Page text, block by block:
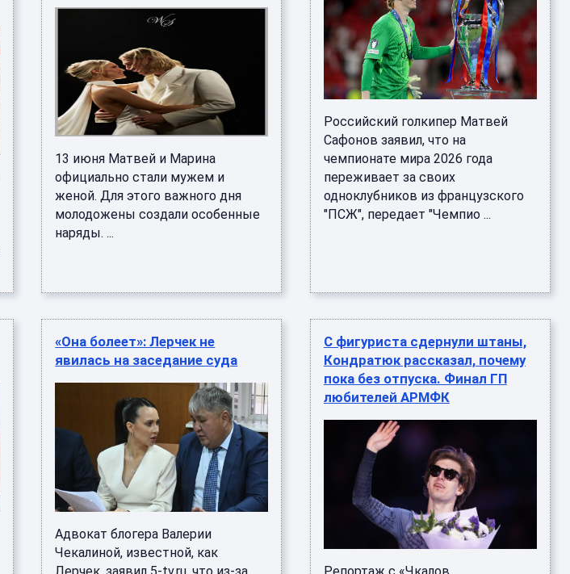
13 июня Матвей и Марина
официально стали мужем и
женой. Для этого важного дня
молодожены создали особенные
наряды. ...
Российский голкипер Матвей
Сафонов заявил, что на
чемпионате мира 2026 года
переживает за своих
одноклубников из французского
"ПСЖ", передает "Чемпио ...
«Она болеет»: Лерчек не
явилась на заседание суда
Адвокат блогера Валерии
Чекалиной, известной, как
С фигуриста сдернули штаны,
Кондратюк рассказал, почему
пока без отпуска. Финал ГП
любителей АРМФК